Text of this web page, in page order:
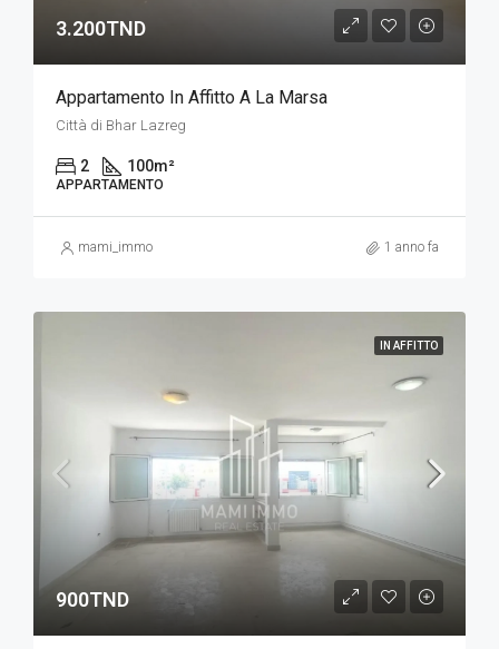
3.200TND
Appartamento In Affitto A La Marsa
Città di Bhar Lazreg
2 100m²
APPARTAMENTO
mami_immo 1 anno fa
IN AFFITTO
900TND